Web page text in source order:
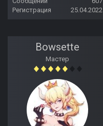
Регистрация
25.04.2022
Bowsette
Мастер